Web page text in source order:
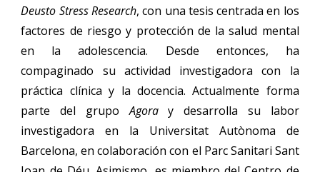
Deusto Stress Research, con una tesis centrada en los
factores de riesgo y protección de la salud mental
en la adolescencia. Desde entonces, ha
compaginado su actividad investigadora con la
práctica clínica y la docencia. Actualmente forma
parte del grupoAgoray desarrolla su labor
investigadora en la Universitat Autònoma de
Barcelona, en colaboración con el Parc Sanitari Sant